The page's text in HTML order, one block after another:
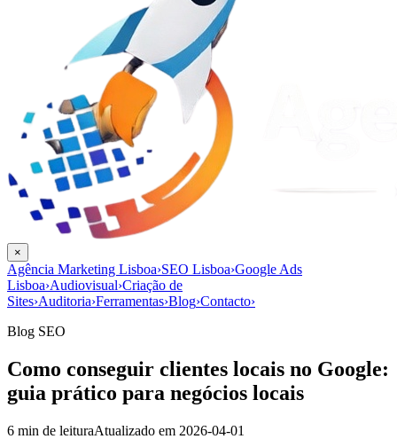
×
Agência Marketing Lisboa›SEO Lisboa›Google Ads
Lisboa›Audiovisual›Criação de
Sites›Auditoria›Ferramentas›Blog›Contacto›
Blog SEO
Como conseguir clientes locais no Google:
guia prático para negócios locais
6 min de leituraAtualizado em 2026-04-01